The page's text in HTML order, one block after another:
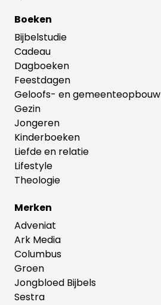
Boeken
Bijbelstudie
Cadeau
Dagboeken
Feestdagen
Geloofs- en gemeenteopbouw
Gezin
Jongeren
Kinderboeken
Liefde en relatie
Lifestyle
Theologie
Merken
Adveniat
Ark Media
Columbus
Groen
Jongbloed Bijbels
Sestra